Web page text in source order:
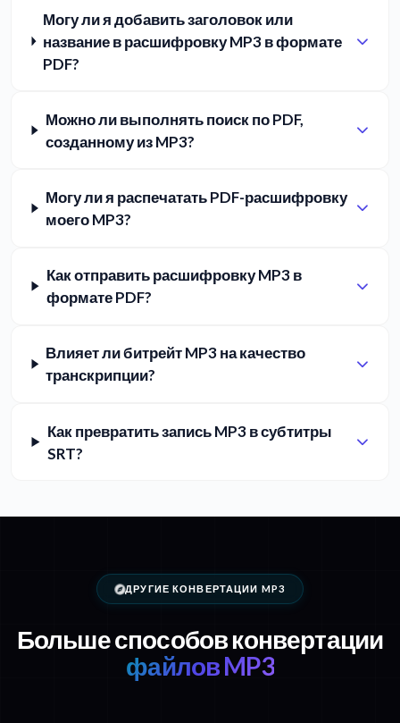
Могу ли я добавить заголовок или
название в расшифровку MP3 в формате
PDF?
Можно ли выполнять поиск по PDF,
созданному из MP3?
Могу ли я распечатать PDF-расшифровку
моего MP3?
Как отправить расшифровку MP3 в
формате PDF?
Влияет ли битрейт MP3 на качество
транскрипции?
Как превратить запись MP3 в субтитры
SRT?
ДРУГИЕ КОНВЕРТАЦИИ MP3
Больше способов конвертации
файлов MP3